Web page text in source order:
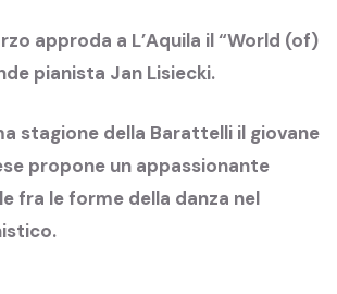
approda a L’Aquila il “World (of)
pianista Jan Lisiecki.
stagione della Barattelli il giovane
propone un appassionante
fra le forme della danza nel